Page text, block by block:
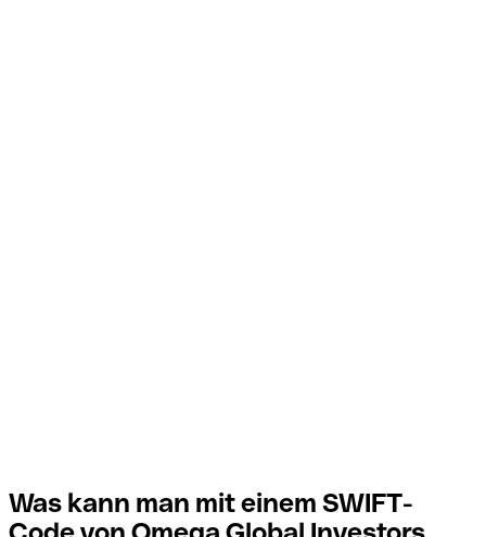
Was kann man mit einem SWIFT-